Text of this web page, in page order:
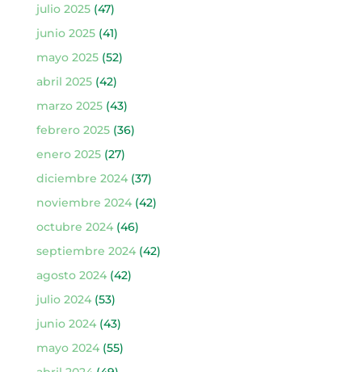
julio 2025(47)
junio 2025(41)
mayo 2025(52)
abril 2025(42)
marzo 2025(43)
febrero 2025(36)
enero 2025(27)
diciembre 2024(37)
noviembre 2024(42)
octubre 2024(46)
septiembre 2024(42)
agosto 2024(42)
julio 2024(53)
junio 2024(43)
mayo 2024(55)